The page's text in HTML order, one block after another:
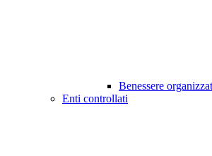
Benessere
Enti controllati